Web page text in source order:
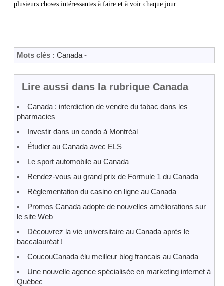
plusieurs choses intéressantes à faire et à voir chaque jour.
Mots clés : Canada -
Lire aussi dans la rubrique Canada
Canada : interdiction de vendre du tabac dans les
pharmacies
Investir dans un condo à Montréal
Étudier au Canada avec ELS
Le sport automobile au Canada
Rendez-vous au grand prix de Formule 1 du Canada
Réglementation du casino en ligne au Canada
Promos Canada adopte de nouvelles améliorations sur
le site Web
Découvrez la vie universitaire au Canada après le
baccalauréat !
CoucouCanada élu meilleur blog francais au Canada
Une nouvelle agence spécialisée en marketing internet à
Québec